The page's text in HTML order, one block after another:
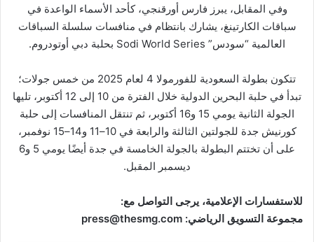
وفي المقابل، يبرز فارس أورقنجي، كأحد الأسماء الواعدة في
سباقات الكارتينغ، يشارك بانتظام في منافسات سلسلة السباقات
العالمية “سودس” Sodi World Series بحلبة دبي أوتودروم.
تتكون بطولة السعودية للفورمولا 4 لعام 2025 من خمس جولات؛
تبدأ في حلبة البحرين الدولية خلال الفترة من 10 إلى 12 أكتوبر، تليها
الجولة الثانية يومي 15 و16 أكتوبر، ثم تنتقل المنافسات إلى حلبة
كورنيش جدة للجولتين الثالثة والرابعة في 10–11 و14–15 نوفمبر،
على أن تختتم البطولة بالجولة الخامسة في جدة أيضًا يومي 5 و6
ديسمبر المقبل.
للاستفسارات الإعلامية، يرجى التواصل مع:
مجموعة التسويق الرياضي: press@thesmg.com